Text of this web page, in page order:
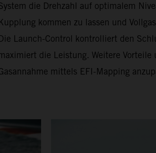
die Drehzahl auf optimalem
kommen zu lassen und
Launch-Control kontrolliert den
die Leistung. Weitere
mittels EFI-Mapping